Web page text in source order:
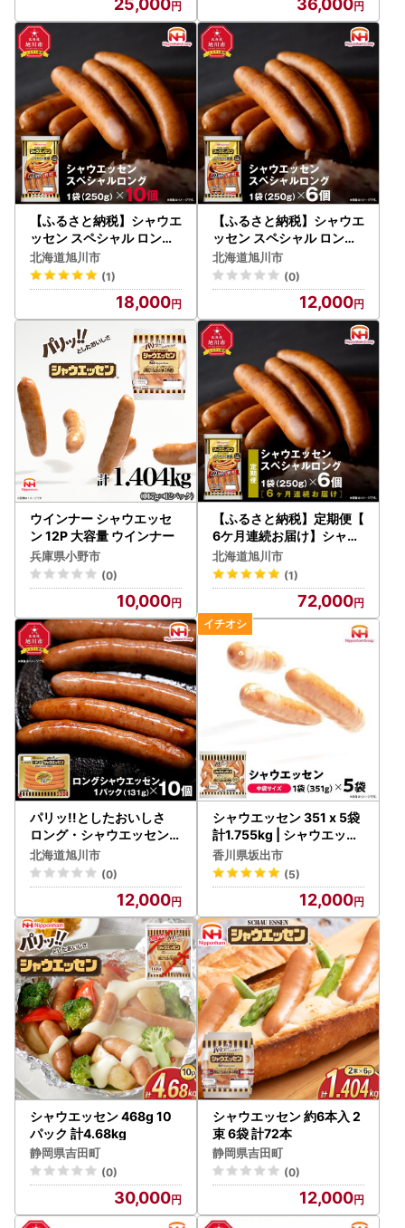
【ふるさと納税】シャウエ
ッセン スペシャル ロング
250g 10パック 計 2.5kg |
シャウエッセン ウインナ
ー _05344
北海道旭川市
(1)
18,000
【ふるさと納税】シャウエ
ッセン スペシャル ロング
250g 6パック | シャウエ
ッセン ウインナー 北海道
_00555
北海道旭川市
(0)
12,000
ウインナー シャウエッセ
ン 12P 大容量 ウインナー
兵庫県小野市
(0)
10,000
【ふるさと納税】定期便【
6ケ月連続お届け】シャウ
エッセン スペシャルロン
グセット| ウインナー 北海
道 ウインナー _00607
北海道旭川市
(1)
72,000
パリッ!!としたおいしさ
ロング・シャウエッセン
131g × 10パック 約1.3kg |
ソーセージ ソーセージ 北
海道_00352
北海道旭川市
(0)
12,000
シャウエッセン 351 x 5袋
計1.755kg | シャウエッセ
ン ソーセージ ウインナー
香川県坂出市
(5)
12,000
シャウエッセン 468g 10
パック 計4.68kg
静岡県吉田町
(0)
30,000
シャウエッセン 約6本入 2
束 6袋 計72本
静岡県吉田町
(0)
12,000